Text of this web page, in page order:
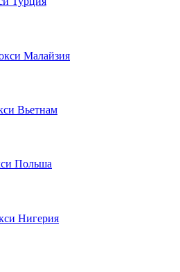
Малайзия
Вьетнам
Польша
Нигерия